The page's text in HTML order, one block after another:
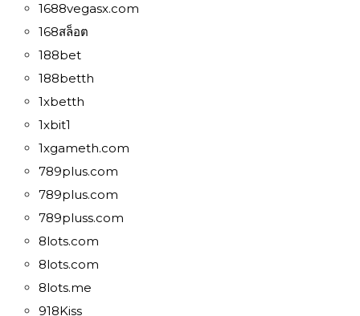
1688vegasx.com
168สล็อต
188bet
188betth
1xbetth
1xbit1
1xgameth.com
789plus.com
789plus.com
789pluss.com
8lots.com
8lots.com
8lots.me
918Kiss